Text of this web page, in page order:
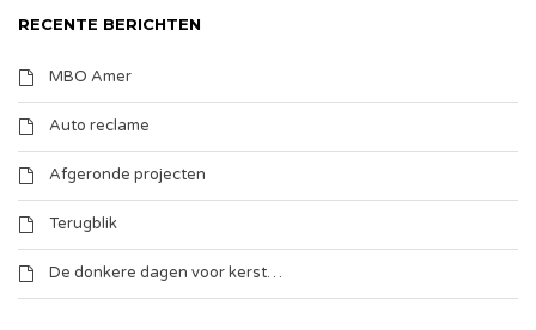
RECENTE BERICHTEN
MBO Amer
Auto reclame
Afgeronde projecten
Terugblik
De donkere dagen voor kerst…